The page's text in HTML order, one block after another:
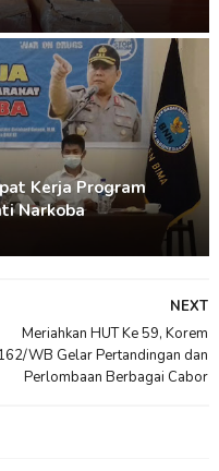
Kerja Program
Narkoba
NEXT
Meriahkan HUT Ke 59, Korem
WB Gelar Pertandingan dan
Perlombaan Berbagai Cabor